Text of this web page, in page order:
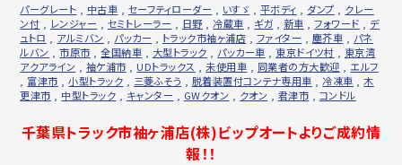
パーグレート
中古車 セーフティローダー いすゞ 平ボディ ダンプ
クレー
ン付
レンジャー セミトレーラー 日野 ,冷蔵車 ギガ 新車 ,フォワード
デ
ュトロ
アルミバン パッカー トラック市袖ヶ浦店 ファイター 塵芥車
パネ
ルバン ,市原市 ,全国納車 大型トラック パッカー車 東京ドイツ村
東京湾
アクアライン
袖ケ浦市 UDトラックス ,未使用車 同業者の方大歓迎
エルフ
富津市 ,小型トラック 三菱ふそう 脱着装置付コンテナ専用車 ,冷凍車 ,木
更津市
中型トラック キャンター GWクオン クオン 君津市 コンドル
千葉県トラック市袖ヶ浦店(株)ビップオートよりご成約情
報！！